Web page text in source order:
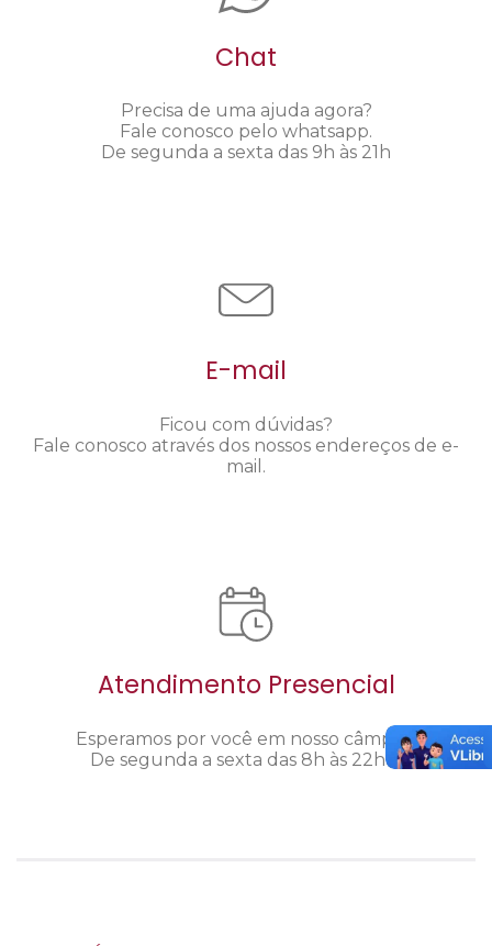
Chat
Precisa de uma ajuda agora?
Fale conosco pelo whatsapp.
De segunda a sexta das 9h às 21h
E-mail
Ficou com dúvidas?
Fale conosco através dos nossos endereços de e-
mail.
Atendimento Presencial
Esperamos por você em nosso câmpus.
De segunda a sexta das 8h às 22h16